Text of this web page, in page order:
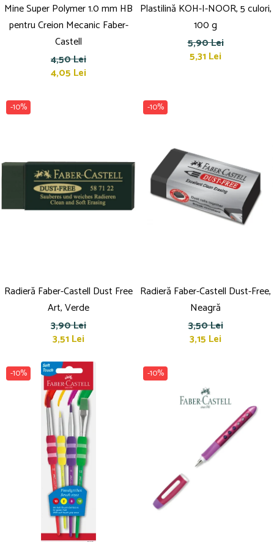
Mine Super Polymer 1.0 mm HB
pentru Creion Mecanic Faber-
Castell
4,50 Lei
4,05 Lei
Plastilină KOH-I-NOOR, 5 culori,
100 g
5,90 Lei
5,31 Lei
-10%
Radieră Faber-Castell Dust Free
Art, Verde
3,90 Lei
3,51 Lei
-10%
Radieră Faber-Castell Dust-Free,
Neagră
3,50 Lei
3,15 Lei
-10% -10%